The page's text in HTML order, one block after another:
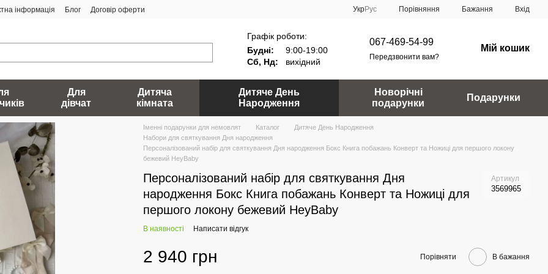
інформація Блог Договір оферти УкрРус Порівняння Бажання Вхід
Графік роботи:
Будні:
9:00-19:00
Сб, Нд:
вихідний
067-469-54-99
Передзвонити вам?
Мій кошик
Для
дівчат
Дитяча
кімната
Дитяче День
Народження
Новорічні
подарунки
Подарунки
Іменні подарунки для немовлят Каталог
Дитяче День Народження
Набори для святкування Дня народження
Персоналізований набір для святкування Дня народження Бокс Книга побажань Конверт та Ножиці для першого локону
бежевий HeyBaby
Персоналізований набір для святкування Дня
народження Бокс Книга побажань Конверт та Ножиці для
першого локону бежевий HeyBaby
Артикул
3569965
В наявності Написати відгук
2 940 грн Порівняти В бажання